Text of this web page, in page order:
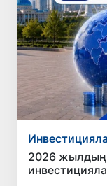
2026 жылдың 6 айында Ташкент қаласында